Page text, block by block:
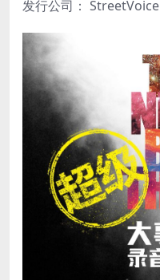
发行公司： StreetVoice